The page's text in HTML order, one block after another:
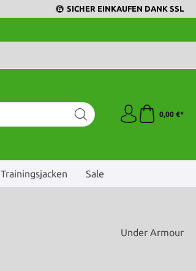
SICHER EINKAUFEN DANK SSL
0,00 €*
Trainingsjacken Sale
Under Armour